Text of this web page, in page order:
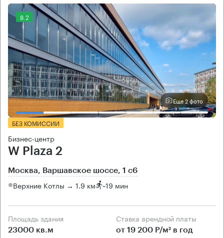
8.2
Еще 2 фото
БЕЗ КОМИССИИ
Бизнес-центр
W Plaza 2
Москва, Варшавское шоссе, 1 с6
Верхние Котлы → 1.9 км ~19 мин
Площадь здания
23000 кв.м
Ставка арендной платы
от 19 200 Р/м² в год